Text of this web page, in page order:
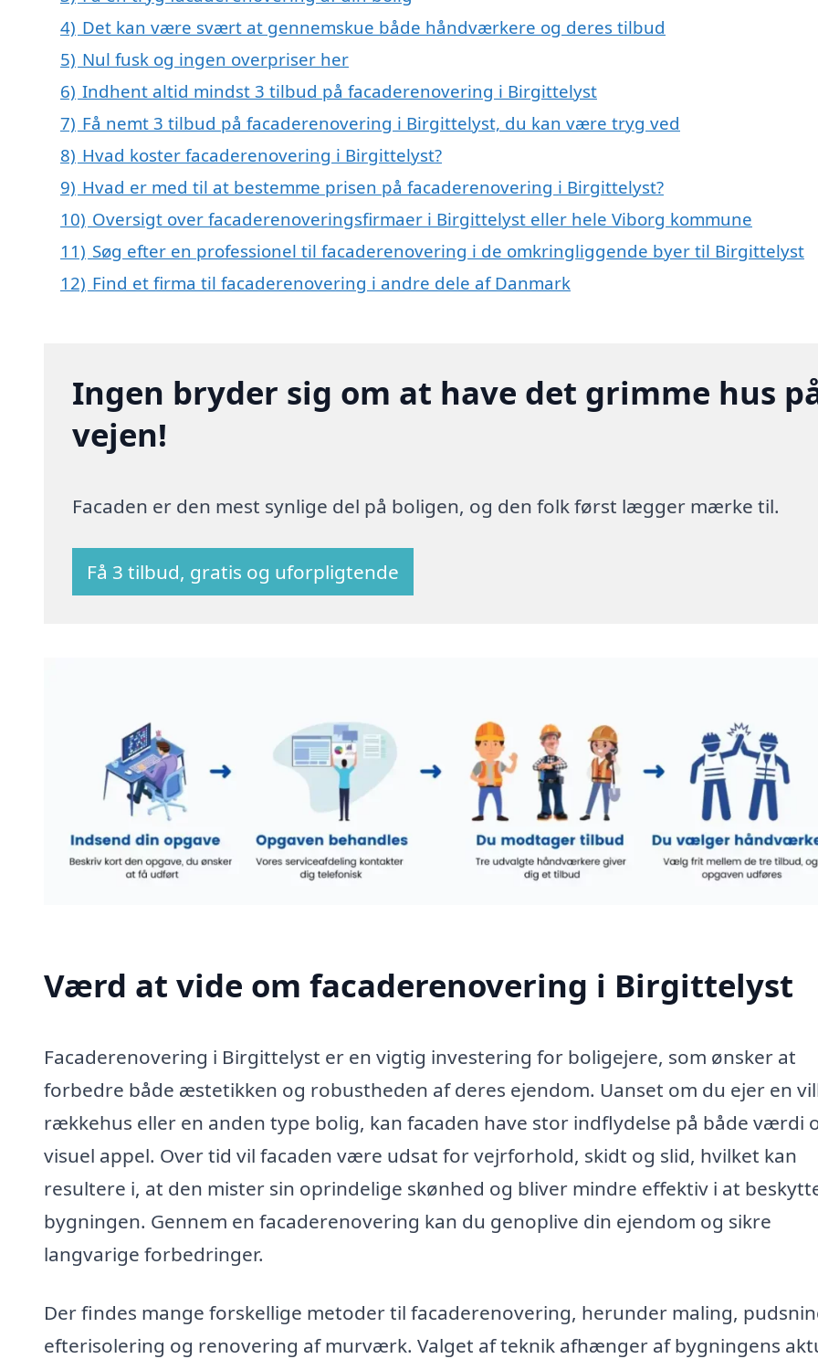
4) Det kan være svært at gennemskue både håndværkere og deres tilbud
5) Nul fusk og ingen overpriser her
6) Indhent altid mindst 3 tilbud på facaderenovering i Birgittelyst
7) Få nemt 3 tilbud på facaderenovering i Birgittelyst, du kan være tryg ved
8) Hvad koster facaderenovering i Birgittelyst?
9) Hvad er med til at bestemme prisen på facaderenovering i Birgittelyst?
10) Oversigt over facaderenoveringsfirmaer i Birgittelyst eller hele Viborg kommune
11) Søg efter en professionel til facaderenovering i de omkringliggende byer til Birgittelyst
12) Find et firma til facaderenovering i andre dele af Danmark
Ingen bryder sig om at have det grimme hus
vejen!
Facaden er den mest synlige del på boligen, og den folk først lægger mærke til.
Få 3 tilbud, gratis og uforpligtende
Værd at vide om facaderenovering i Birgittelyst
Facaderenovering i Birgittelyst er en vigtig investering for boligejere, som ønsker at
forbedre både æstetikken og robustheden af deres ejendom. Uanset om du ejer en
rækkehus eller en anden type bolig, kan facaden have stor indflydelse på både værdi
visuel appel. Over tid vil facaden være udsat for vejrforhold, skidt og slid, hvilket kan
resultere i, at den mister sin oprindelige skønhed og bliver mindre effektiv i at
bygningen. Gennem en facaderenovering kan du genoplive din ejendom og sikre
langvarige forbedringer.
Der findes mange forskellige metoder til facaderenovering, herunder maling,
efterisolering og renovering af murværk. Valget af teknik afhænger af bygningens